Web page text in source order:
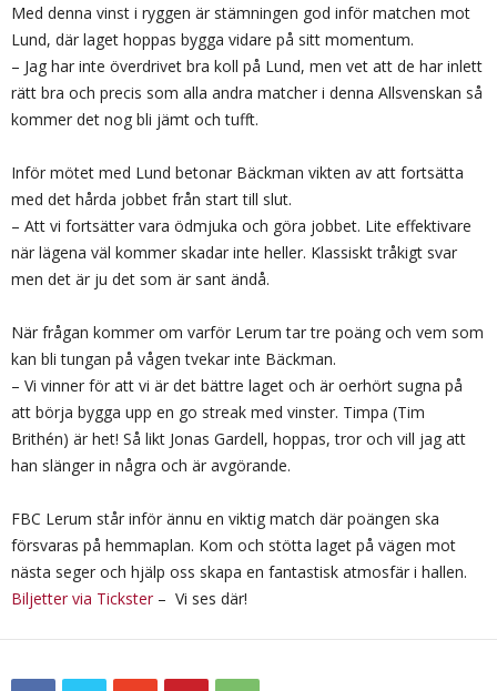
Med denna vinst i ryggen är stämningen god inför matchen mot
Lund, där laget hoppas bygga vidare på sitt momentum.
– Jag har inte överdrivet bra koll på Lund, men vet att de har inlett
rätt bra och precis som alla andra matcher i denna Allsvenskan så
kommer det nog bli jämt och tufft.
Inför mötet med Lund betonar Bäckman vikten av att fortsätta
med det hårda jobbet från start till slut.
– Att vi fortsätter vara ödmjuka och göra jobbet. Lite effektivare
när lägena väl kommer skadar inte heller. Klassiskt tråkigt svar
men det är ju det som är sant ändå.
När frågan kommer om varför Lerum tar tre poäng och vem som
kan bli tungan på vågen tvekar inte Bäckman.
– Vi vinner för att vi är det bättre laget och är oerhört sugna på
att börja bygga upp en go streak med vinster. Timpa (Tim
Brithén) är het! Så likt Jonas Gardell, hoppas, tror och vill jag att
han slänger in några och är avgörande.
FBC Lerum står inför ännu en viktig match där poängen ska
försvaras på hemmaplan. Kom och stötta laget på vägen mot
nästa seger och hjälp oss skapa en fantastisk atmosfär i hallen.
Biljetter via Tickster – Vi ses där!